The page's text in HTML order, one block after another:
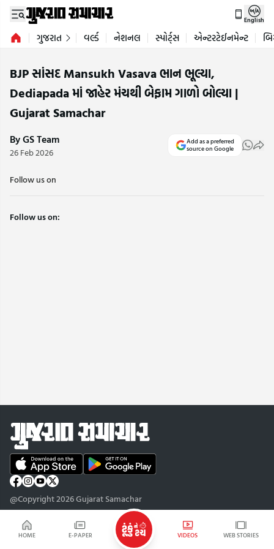
HOME E-PAPER VIDEOS WEB STORIES
English
ગુજરાત વર્લ્ડ નેશનલ સ્પોર્ટ્સ એન્ટરટેઈનમેન્ટ
BJP સાંસદ Mansukh Vasava ભાન ભૂલ્યા,
Dediapada માં જાહેર મંચથી બેફામ ગાળો બોલ્યા |
Gujarat Samachar
By GS Team
26 Feb 2026
Add as a preferred
source on Google
Follow us on
Follow us on:
@Copyright 2026 Gujarat Samachar